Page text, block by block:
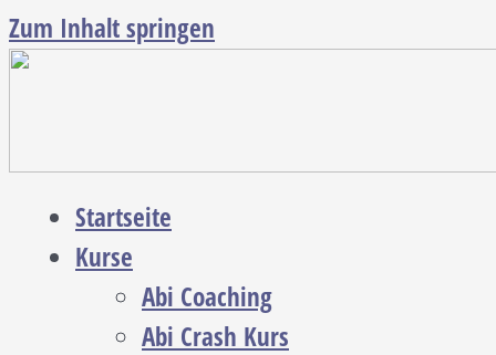
Zum Inhalt springen
Startseite
Kurse
Abi Coaching
Abi Crash Kurs